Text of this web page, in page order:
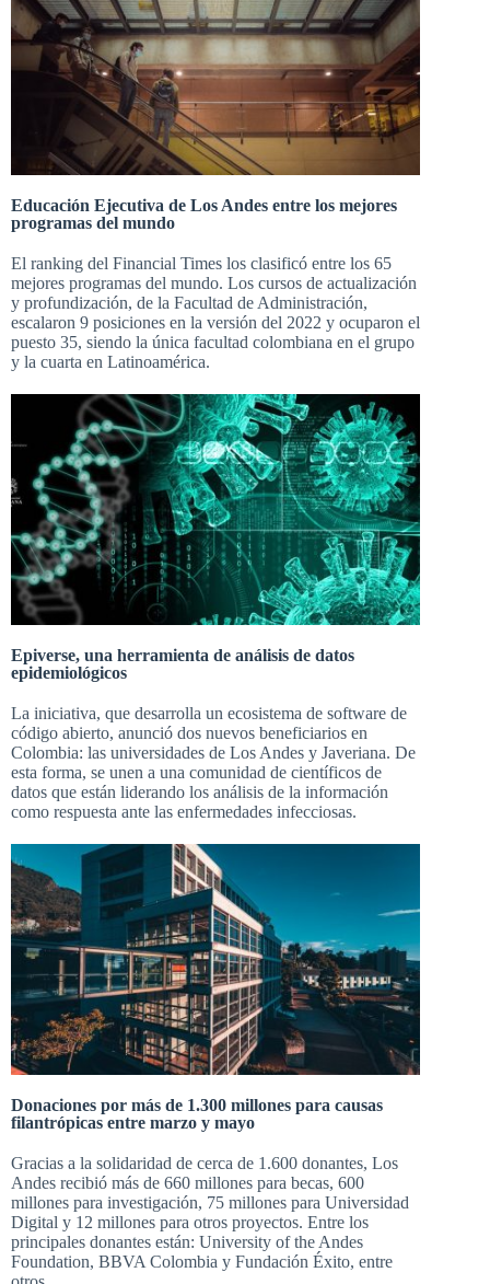
Educación Ejecutiva de Los Andes entre los mejores
programas del mundo
El ranking del Financial Times los clasificó entre los 65
mejores programas del mundo. Los cursos de actualización
y profundización, de la Facultad de Administración,
escalaron 9 posiciones en la versión del 2022 y ocuparon el
puesto 35, siendo la única facultad colombiana en el grupo
y la cuarta en Latinoamérica.
Epiverse, una herramienta de análisis de datos
epidemiológicos
La iniciativa, que desarrolla un ecosistema de software de
código abierto, anunció dos nuevos beneficiarios en
Colombia: las universidades de Los Andes y Javeriana. De
esta forma, se unen a una comunidad de científicos de
datos que están liderando los análisis de la información
como respuesta ante las enfermedades infecciosas.
Donaciones por más de 1.300 millones para causas
filantrópicas entre marzo y mayo
Gracias a la solidaridad de cerca de 1.600 donantes, Los
Andes recibió más de 660 millones para becas, 600
millones para investigación, 75 millones para Universidad
Digital y 12 millones para otros proyectos. Entre los
principales donantes están: University of the Andes
Foundation, BBVA Colombia y Fundación Éxito, entre